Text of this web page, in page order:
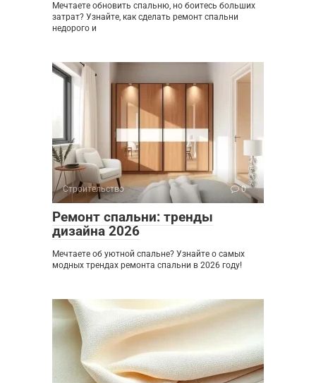
Мечтаете обновить спальню, но боитесь больших
затрат? Узнайте, как сделать ремонт спальни
недорого и
Строительство 0
Ремонт спальни: тренды
дизайна 2026
Мечтаете об уютной спальне? Узнайте о самых
модных трендах ремонта спальни в 2026 году!